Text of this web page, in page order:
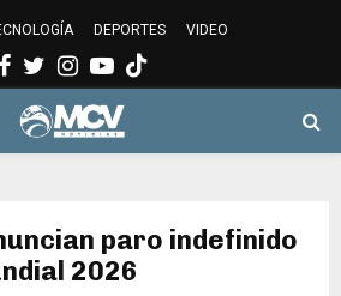
DEPORTES VIDEO
Facebook
Twitter
Instagram
Youtube
paro indefinido
2026